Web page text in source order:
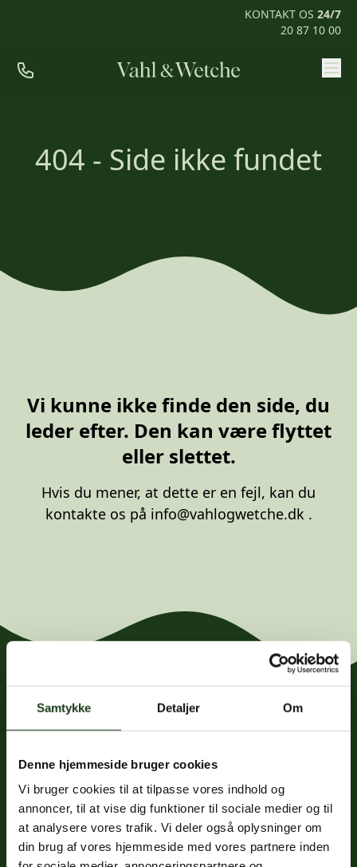
Samtykke Detaljer Om
Denne hjemmeside bruger cookies
Vi bruger cookies til at tilpasse vores indhold og
annoncer, til at vise dig funktioner til sociale medier og til
at analysere vores trafik. Vi deler også oplysninger om
din brug af vores hjemmeside med vores partnere inden
KONTAKT OS 24/7
20 87 10 00
Priser
Mød os
404 - Side ikke fundet
Vi kunne ikke finde den side, du
leder efter. Den kan være flyttet
eller slettet.
Hvis du mener, at dette er en fejl, kan du
kontakte os på info@vahlogwetche.dk.
Fredericiavej 69B, st.
7100 Vejle
CVR: 32334512
Trustpilot